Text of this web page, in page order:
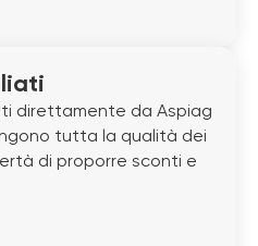
direttamente da Aspiag
tutta la qualità dei
di proporre sconti e